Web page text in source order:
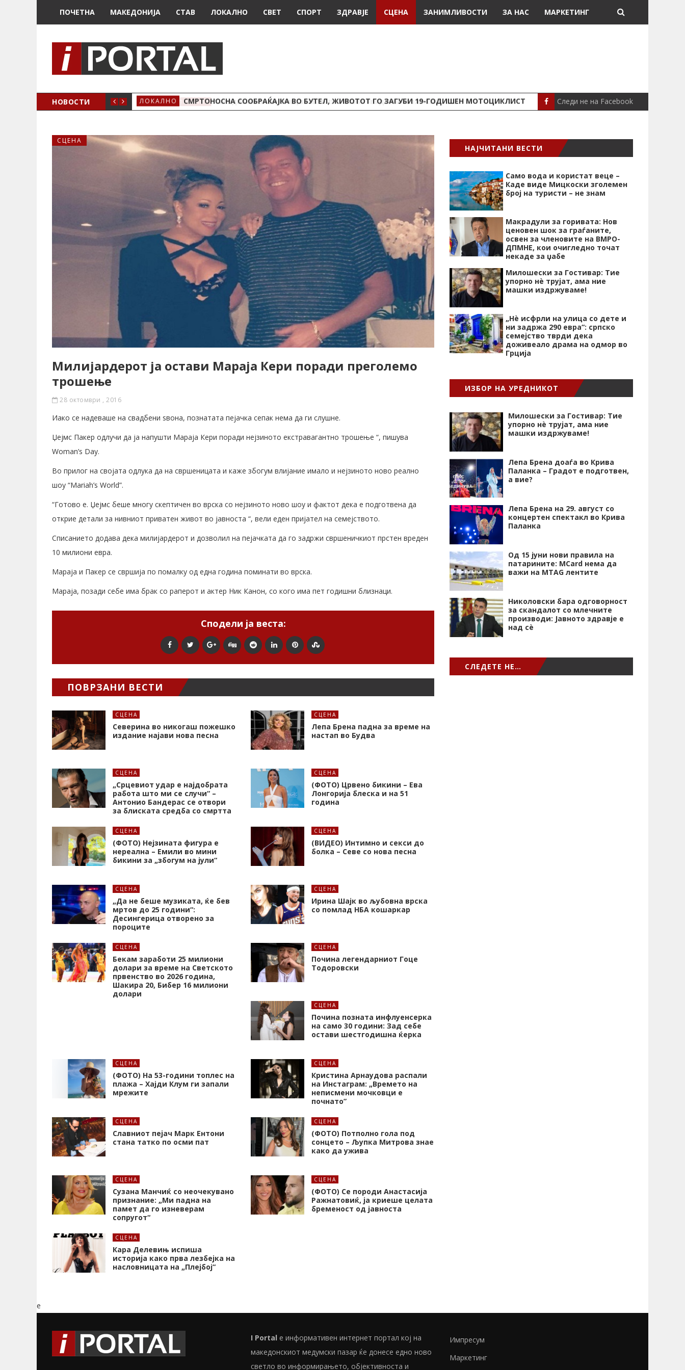
ПОЧЕТНА МАКЕДОНИЈА СТАВ ЛОКАЛНО СВЕТ СПОРТ ЗДРАВЈЕ СЦЕНА ЗАНИМЛИВОСТИ ЗА НАС МАРКЕТИНГ
НОВОСТИ ЛОКАЛНО СМРТОНОСНА СООБРАЌАЈКА ВО БУТЕЛ, ЖИВОТОТ ГО ЗАГУБИ 19-ГОДИШЕН МОТОЦИКЛИСТ СЦЕНА СЕВЕРИНА ВО
Следи не на Facebook
СЦЕНА
Милијардерот ја остави Мараја Кери поради преголемо
трошење
28 октомври , 2016
Иако се надеваше на свадбени ѕвона, познатата пејачка сепак нема да ги слушне.
Џејмс Пакер одлучи да ја напушти Мараја Кери поради нејзиното екстравагантно трошење “, пишува
Woman’s Day.
Во прилог на својата одлука да на свршеницата и каже збогум влијание имало и нејзиното ново реално
шоу “Mariah’s World”.
“Готово е. Џејмс беше многу скептичен во врска со нејзиното ново шоу и фактот дека е подготвена да
открие детали за нивниот приватен живот во јавноста “, вели еден пријател на семејството.
Списанието додава дека милијардерот и дозволил на пејачката да го задржи свршеничкиот прстен вреден
10 милиони евра.
Мараја и Пакер се свршија по помалку од една година поминати во врска.
Мараја, позади себе има брак со раперот и актер Ник Канон, со кого има пет годишни близнаци.
Сподели ја веста:
ПОВРЗАНИ ВЕСТИ
СЦЕНА
Северина во никогаш пожешко
издание најави нова песна
СЦЕНА
Лепа Брена падна за време на
настап во Будва
СЦЕНА
„Срцевиот удар е најдобрата
работа што ми се случи“ –
Антонио Бандерас се отвори
за блиската средба со смртта
СЦЕНА
(ФОТО) Црвено бикини – Ева
Лонгорија блеска и на 51
година
СЦЕНА
(ФОТО) Нејзината фигура е
нереална – Емили во мини
бикини за „збогум на јули“
СЦЕНА
(ВИДЕО) Интимно и секси до
болка – Севе со нова песна
СЦЕНА
„Да не беше музиката, ќе бев
мртов до 25 години“:
Десингерица отворено за
пороците
СЦЕНА
Ирина Шајк во љубовна врска
со помлад НБА кошаркар
СЦЕНА
Бекам заработи 25 милиони
долари за време на Светското
првенство во 2026 година,
Шакира 20, Бибер 16 милиони
долари
СЦЕНА
Почина легендарниот Гоце
Тодоровски
СЦЕНА
Почина позната инфлуенсерка
на само 30 години: Зад себе
остави шестгодишна ќерка
СЦЕНА
(ФОТО) На 53-години топлес на
плажа – Хајди Клум ги запали
мрежите
СЦЕНА
Кристина Арнаудова распали
на Инстаграм: „Времето на
неписмени мочковци е
почнато”
СЦЕНА
Славниот пејач Марк Ентони
стана татко по осми пат
СЦЕНА
(ФОТО) Потполно гола под
сонцето – Љупка Митрова знае
како да ужива
СЦЕНА
Сузана Манчиќ со неочекувано
признание: „Ми падна на
памет да го изневерам
сопругот“
СЦЕНА
(ФОТО) Се породи Анастасија
Ражнатовиќ, ја криеше целата
бременост од јавноста
СЦЕНА
Кара Делевињ испиша
историја како прва лезбејка на
насловницата на „Плејбој“
НАЈЧИТАНИ ВЕСТИ
Само вода и користат веце –
Каде виде Мицкоски зголемен
број на туристи – не знам
Макрадули за горивата: Нов
ценовен шок за граѓаните,
освен за членовите на ВМРО-
ДПМНЕ, кои очигледно точат
некаде за џабе
Милошески за Гостивар: Тие
упорно нѐ трујат, ама ние
машки издржуваме!
„Нѐ исфрли на улица со дете и
ни задржа 290 евра“: српско
семејство тврди дека
доживеало драма на одмор во
Грција
ИЗБОР НА УРЕДНИКОТ
Милошески за Гостивар: Тие
упорно нѐ трујат, ама ние
машки издржуваме!
Лепа Брена доаѓа во Крива
Паланка – Градот е подготвен,
а вие?
Лепа Брена на 29. август со
концертен спектакл во Крива
Паланка
Од 15 јуни нови правила на
патарините: MCard нема да
важи на MTAG лентите
Николовски бара одговорност
за скандалот со млечните
производи: Јавното здравје е
над сѐ
СЛЕДЕТЕ НЕ…
e
I Portal е информативен интернет портал кој на
македонскиот медумски пазар ќе донесе едно ново
светло во информирањето, објективноста и
Импресум
Маркетинг